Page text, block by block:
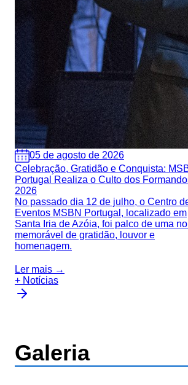
05 de agosto de 2026
Celebração, Gratidão e Conquista:
Portugal Realiza o Culto dos
2026
No passado dia 12 de julho, o Centro
Eventos MSBN Portugal, localizado em
Santa Iria de Azóia, foi palco de uma
memorável de gratidão, louvor e
homenagem.
Ler mais →
+ Notícias
Galeria